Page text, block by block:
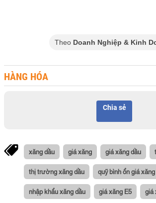
Theo Doanh Nghiệp & Kinh
HÀNG HÓA
Chia sẻ
xăng dầu giá xăng giá xăng dầu
thị trường xăng dầu quỹ bình ổn giá
nhập khẩu xăng dầu giá xăng E5 giá